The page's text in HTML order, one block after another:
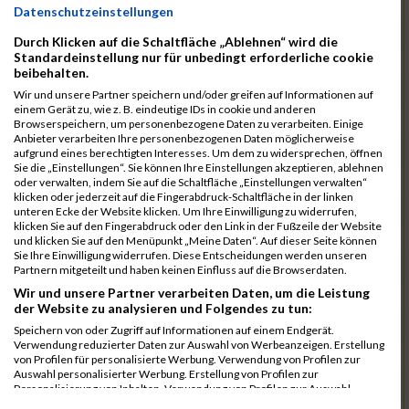
11084 Robles Santolalla Rb
11052
Lauterbach Rb
00:41:08.1
11005
Fuchs Rb
00:41:09.2
11088
Ruff Rb
00:41:12.6
10988
Dauerer Rb
00:41:47.4
10987
Burkl Rb
00:42:27.9
11119
Welzenbach Rb
00:42:28.2
11073
Olbrich Rb
00:42:36.7
11019
Haasler Rb
00:42:50.6
11053
Lederer Rb
00:42:57.3
11103
Seuling Rb
00:43:13.1
11026
Heidbrecht Rb
00:44:21.7
10969
Babac Rb
00:44:39.9
10993
Dönek Rb
00:45:42.1
Datenschutzeinstellungen
Durch Klicken auf die Schaltfläche „Ablehnen“ wird die
Standardeinstellung nur für unbedingt erforderliche cookie
beibehalten.
Wir und unsere Partner speichern und/oder greifen auf Informationen auf
einem Gerät zu, wie z. B. eindeutige IDs in cookie und anderen
Browserspeichern, um personenbezogene Daten zu verarbeiten. Einige
Anbieter verarbeiten Ihre personenbezogenen Daten möglicherweise
aufgrund eines berechtigten Interesses. Um dem zu widersprechen, öffnen
Sie die „Einstellungen“. Sie können Ihre Einstellungen akzeptieren, ablehnen
oder verwalten, indem Sie auf die Schaltfläche „Einstellungen verwalten“
klicken oder jederzeit auf die Fingerabdruck-Schaltfläche in der linken
unteren Ecke der Website klicken. Um Ihre Einwilligung zu widerrufen,
klicken Sie auf den Fingerabdruck oder den Link in der Fußzeile der Website
und klicken Sie auf den Menüpunkt „Meine Daten“. Auf dieser Seite können
Sie Ihre Einwilligung widerrufen. Diese Entscheidungen werden unseren
Partnern mitgeteilt und haben keinen Einfluss auf die Browserdaten.
Wir und unsere Partner verarbeiten Daten, um die Leistung
der Website zu analysieren und Folgendes zu tun:
Speichern von oder Zugriff auf Informationen auf einem Endgerät.
Verwendung reduzierter Daten zur Auswahl von Werbeanzeigen. Erstellung
von Profilen für personalisierte Werbung. Verwendung von Profilen zur
Auswahl personalisierter Werbung. Erstellung von Profilen zur
Personalisierung von Inhalten. Verwendung von Profilen zur Auswahl